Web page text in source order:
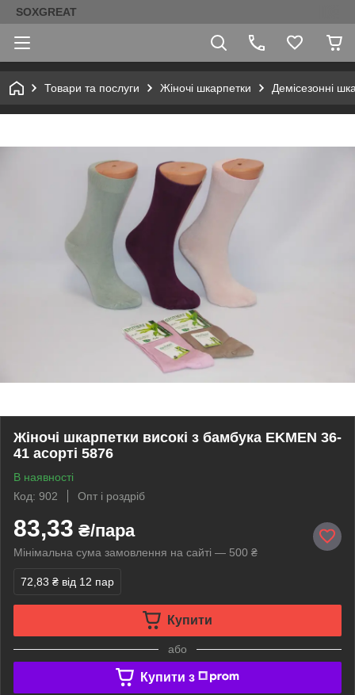
SOXGREAT
Товари та послуги Жіночі шкарпетки Демісезонні
Жіночі шкарпетки високі з бамбука EKMEN 36-
41 асорті 5876
В наявності
Код: 902
Опт і роздріб
83,33 ₴/пара
Мінімальна сума замовлення на сайті — 500 ₴
72,83 ₴ від 12 пар
Купити
або
Купити з